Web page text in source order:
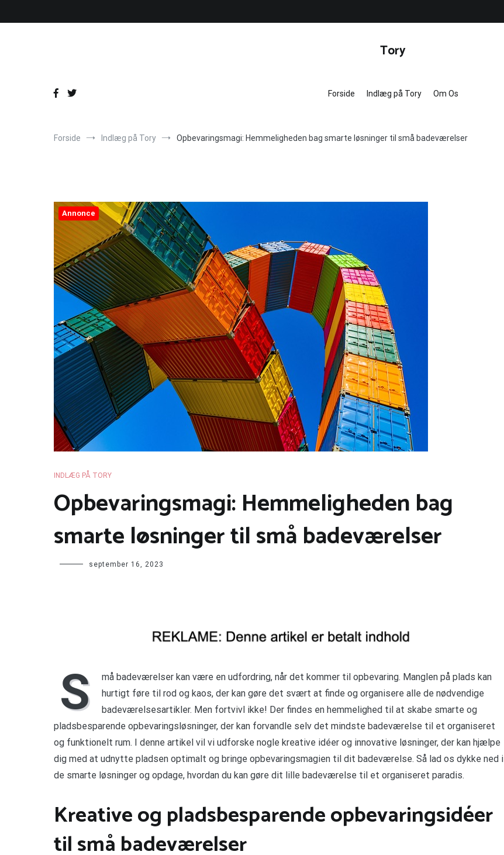
Tory
Forside Indlæg på Tory Om Os
Forside Indlæg på Tory Opbevaringsmagi: Hemmeligheden bag smarte løsninger til små badeværelser
Annonce
INDLÆG PÅ TORY
Opbevaringsmagi: Hemmeligheden bag
smarte løsninger til små badeværelser
september 16, 2023
S
må badeværelser kan være en udfordring, når det kommer til opbevaring. Manglen på plads kan
hurtigt føre til rod og kaos, der kan gøre det svært at finde og organisere alle de nødvendige
badeværelsesartikler. Men fortvivl ikke! Der findes en hemmelighed til at skabe smarte og
pladsbesparende opbevaringsløsninger, der kan forvandle selv det mindste badeværelse til et organiseret
og funktionelt rum. I denne artikel vil vi udforske nogle kreative idéer og innovative løsninger, der kan hjælpe
dig med at udnytte pladsen optimalt og bringe opbevaringsmagien til dit badeværelse. Så lad os dykke ned i
de smarte løsninger og opdage, hvordan du kan gøre dit lille badeværelse til et organiseret paradis.
Kreative og pladsbesparende opbevaringsidéer
til små badeværelser